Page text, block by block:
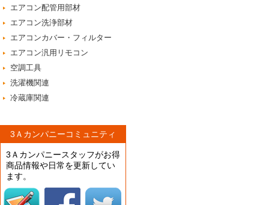
エアコン配管用部材
エアコン洗浄部材
エアコンカバー・フィルター
エアコン汎用リモコン
空調工具
洗濯機関連
冷蔵庫関連
3Ａカンパニーコミュニティ
3Ａカンパニースタッフがお得
商品情報や日常を更新してい
ます。